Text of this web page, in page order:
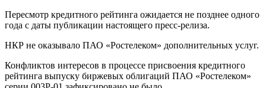
Пересмотр кредитного рейтинга ожидается не позднее одного
года с даты публикации настоящего пресс-релиза.
НКР не оказывало ПАО «Ростелеком» дополнительных услуг.
Конфликтов интересов в процессе присвоения кредитного
рейтинга выпуску биржевых облигаций ПАО «Ростелеком»